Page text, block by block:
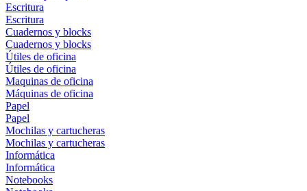
Escritura
Escritura
Cuadernos y blocks
Cuadernos y blocks
Útiles de oficina
Útiles de oficina
Maquinas de oficina
Máquinas de oficina
Papel
Papel
Mochilas y cartucheras
Mochilas y cartucheras
Informática
Informática
Notebooks